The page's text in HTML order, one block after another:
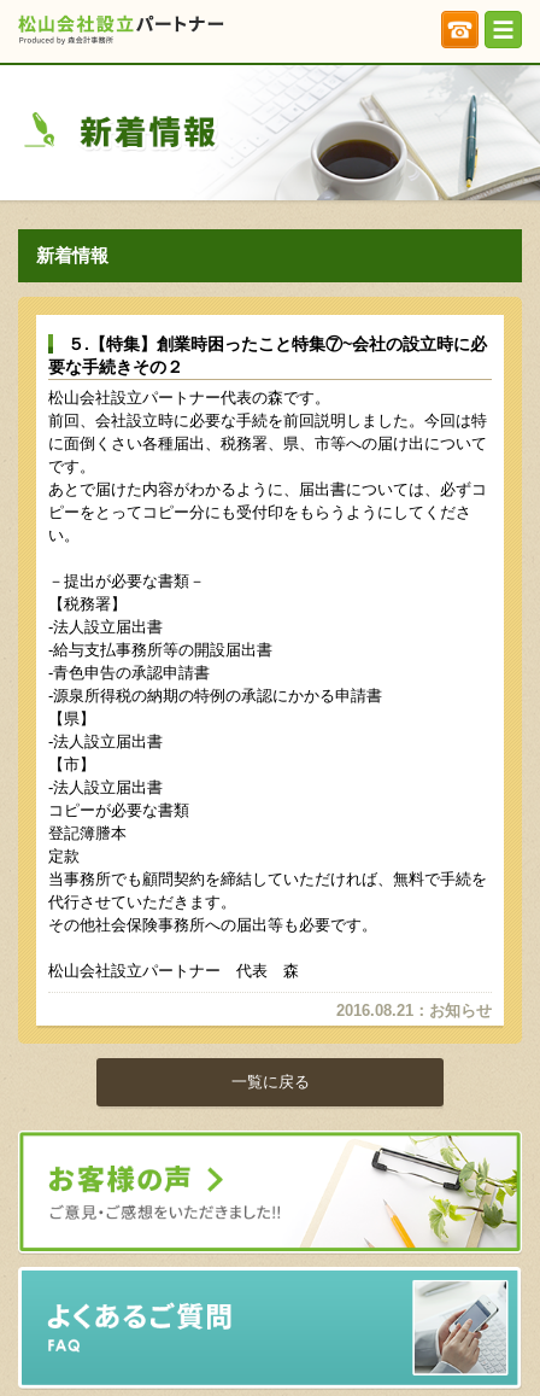
新着情報
５.【特集】創業時困ったこと特集⑦~会社の設立時に必
要な手続きその２
松山会社設立パートナー代表の森です。
前回、会社設立時に必要な手続を前回説明しました。今回は特
に面倒くさい各種届出、税務署、県、市等への届け出について
です。
あとで届けた内容がわかるように、届出書については、必ずコ
ピーをとってコピー分にも受付印をもらうようにしてくださ
い。
－提出が必要な書類－
【税務署】
-法人設立届出書
-給与支払事務所等の開設届出書
-青色申告の承認申請書
-源泉所得税の納期の特例の承認にかかる申請書
【県】
-法人設立届出書
【市】
-法人設立届出書
コピーが必要な書類
登記簿謄本
定款
当事務所でも顧問契約を締結していただければ、無料で手続を
代行させていただきます。
その他社会保険事務所への届出等も必要です。
松山会社設立パートナー 代表 森
2016.08.21 ： お知らせ
一覧に戻る